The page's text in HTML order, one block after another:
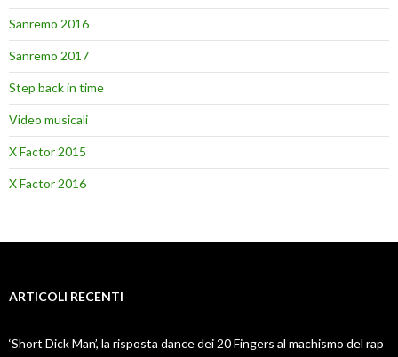
Sanremo 2016
Sanremo 2017
Step back in time
Video musicali
X Factor 2015
X Factor 2016
ARTICOLI RECENTI
‘Short Dick Man’, la risposta dance dei 20 Fingers al machismo del rap